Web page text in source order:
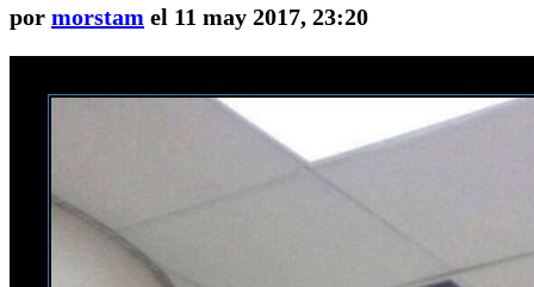
por morstam el 11 may 2017, 23:20